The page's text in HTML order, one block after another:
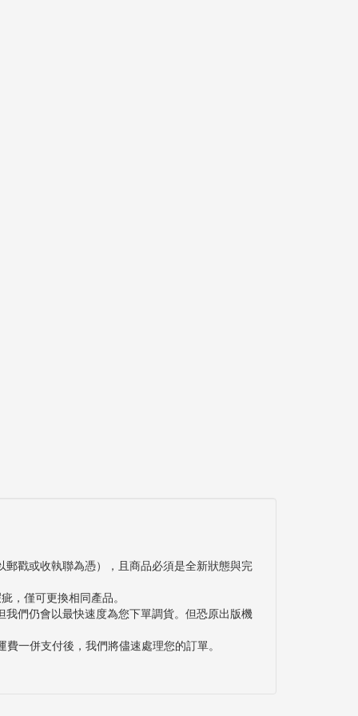
戳或收執聯為憑），且商品必須是全新狀態與完
，僅可更換相同產品。
們仍會以最快速度為您下單調貨。但恐原出版機
一併支付後，我們將儘速處理您的訂單。